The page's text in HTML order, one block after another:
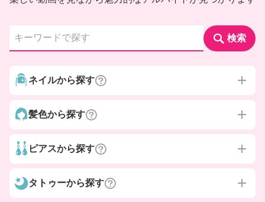
検索
ネイルから探す
髪色から探す
ピアスから探す
タトゥーから探す